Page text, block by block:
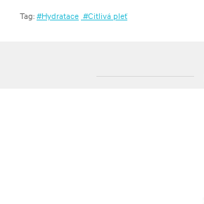
Tag:#Hydratace #Citlivá pleť